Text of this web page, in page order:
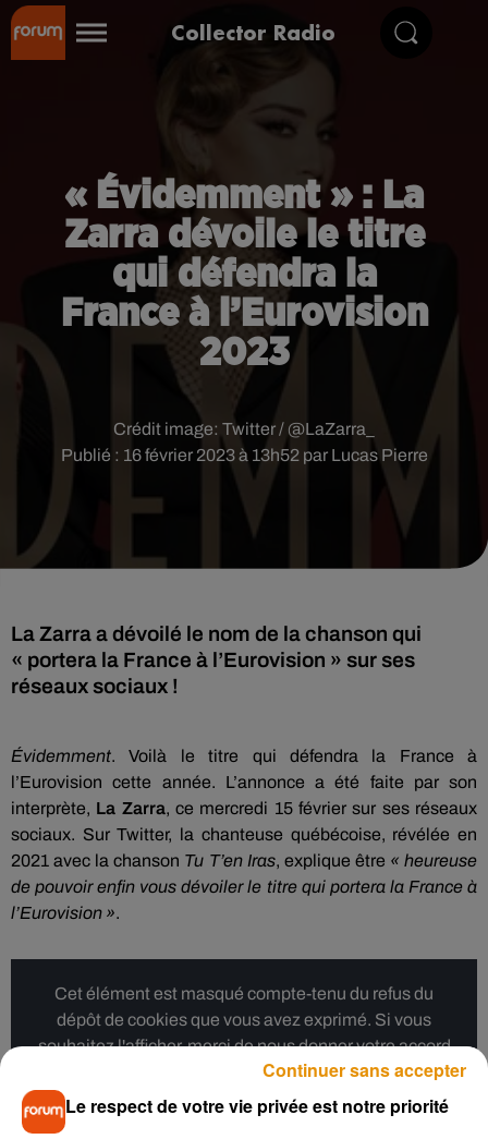
Collector Radio
« Évidemment » : La
Zarra dévoile le titre
qui défendra la
France à l’Eurovision
2023
Publié : 16 février 2023 à 13h52 par Lucas Pierre
Crédit image: Twitter / @LaZarra_
La Zarra a dévoilé le nom de la chanson qui
« portera la France à l’Eurovision » sur ses
réseaux sociaux !
Évidemment. Voilà le titre qui défendra la France à
l’Eurovision cette année. L’annonce a été faite par son
interprète, La Zarra, ce mercredi 15 février sur ses réseaux
sociaux. Sur Twitter, la chanteuse québécoise, révélée en
2021 avec la chanson Tu T’en Iras, explique être « heureuse
de pouvoir enfin vous dévoiler le titre qui portera la France à
l’Eurovision ».
Cet élément est masqué compte-tenu du refus du
dépôt de cookies que vous avez exprimé. Si vous
souhaitez l'afficher, merci de nous donner votre accord
en cliquant sur le bouton ci-dessous.
Le respect de votre vie privée est notre priorité
Continuer sans accepter